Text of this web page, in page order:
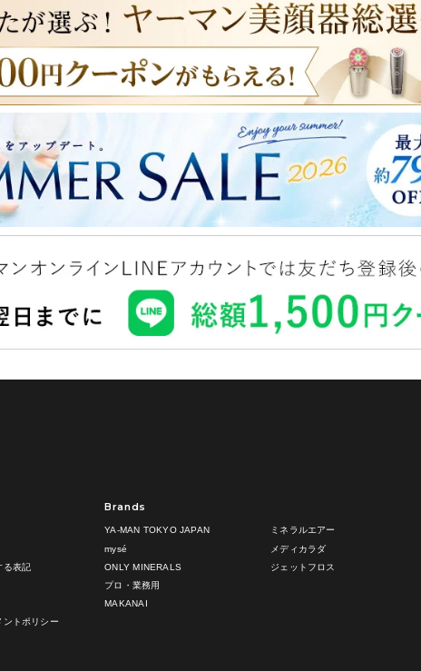
る表記
ントポリシー
Brands
YA-MAN TOKYO JAPAN
mysé
ONLY MINERALS
プロ・業務用
MAKANAI
ミネラルエアー
メディカラダ
ジェットフロス